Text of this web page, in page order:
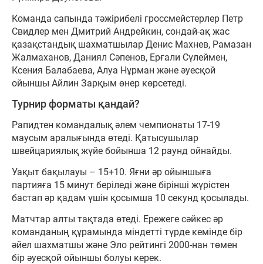
Команда сапында тәжірибелі гроссмейстерлер Петр
Свидлер мен Дмитрий Андрейкин, сондай-ақ жас
қазақстандық шахматшылар Денис Махнев, Рамазан
Жалмаханов, Даниял Сәпенов, Ерғали Сүлеймен,
Ксения Балабаева, Алуа Нұрман және әуесқой
ойыншы Айлин Зарқым өнер көрсетеді.
Турнир форматы қандай?
Рапидтен командалық әлем чемпионаты 17-19
маусым аралығында өтеді. Қатысушылар
швейцариялық жүйе бойынша 12 раунд ойнайды.
Уақыт бақылауы – 15+10. Яғни әр ойыншыға
партияға 15 минут беріледі және бірінші жүрістен
бастап әр қадам үшін қосымша 10 секунд қосылады.
Матчтар алты тақтада өтеді. Ережеге сәйкес әр
команданың құрамында міндетті түрде кемінде бір
әйел шахматшы және Эло рейтингі 2000-нан төмен
бір әуесқой ойыншы болуы керек.